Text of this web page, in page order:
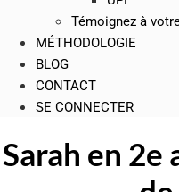
Témoignez à
MÉTHODOLOGIE
BLOG
CONTACT
SE CONNECTER
Sarah en 2e